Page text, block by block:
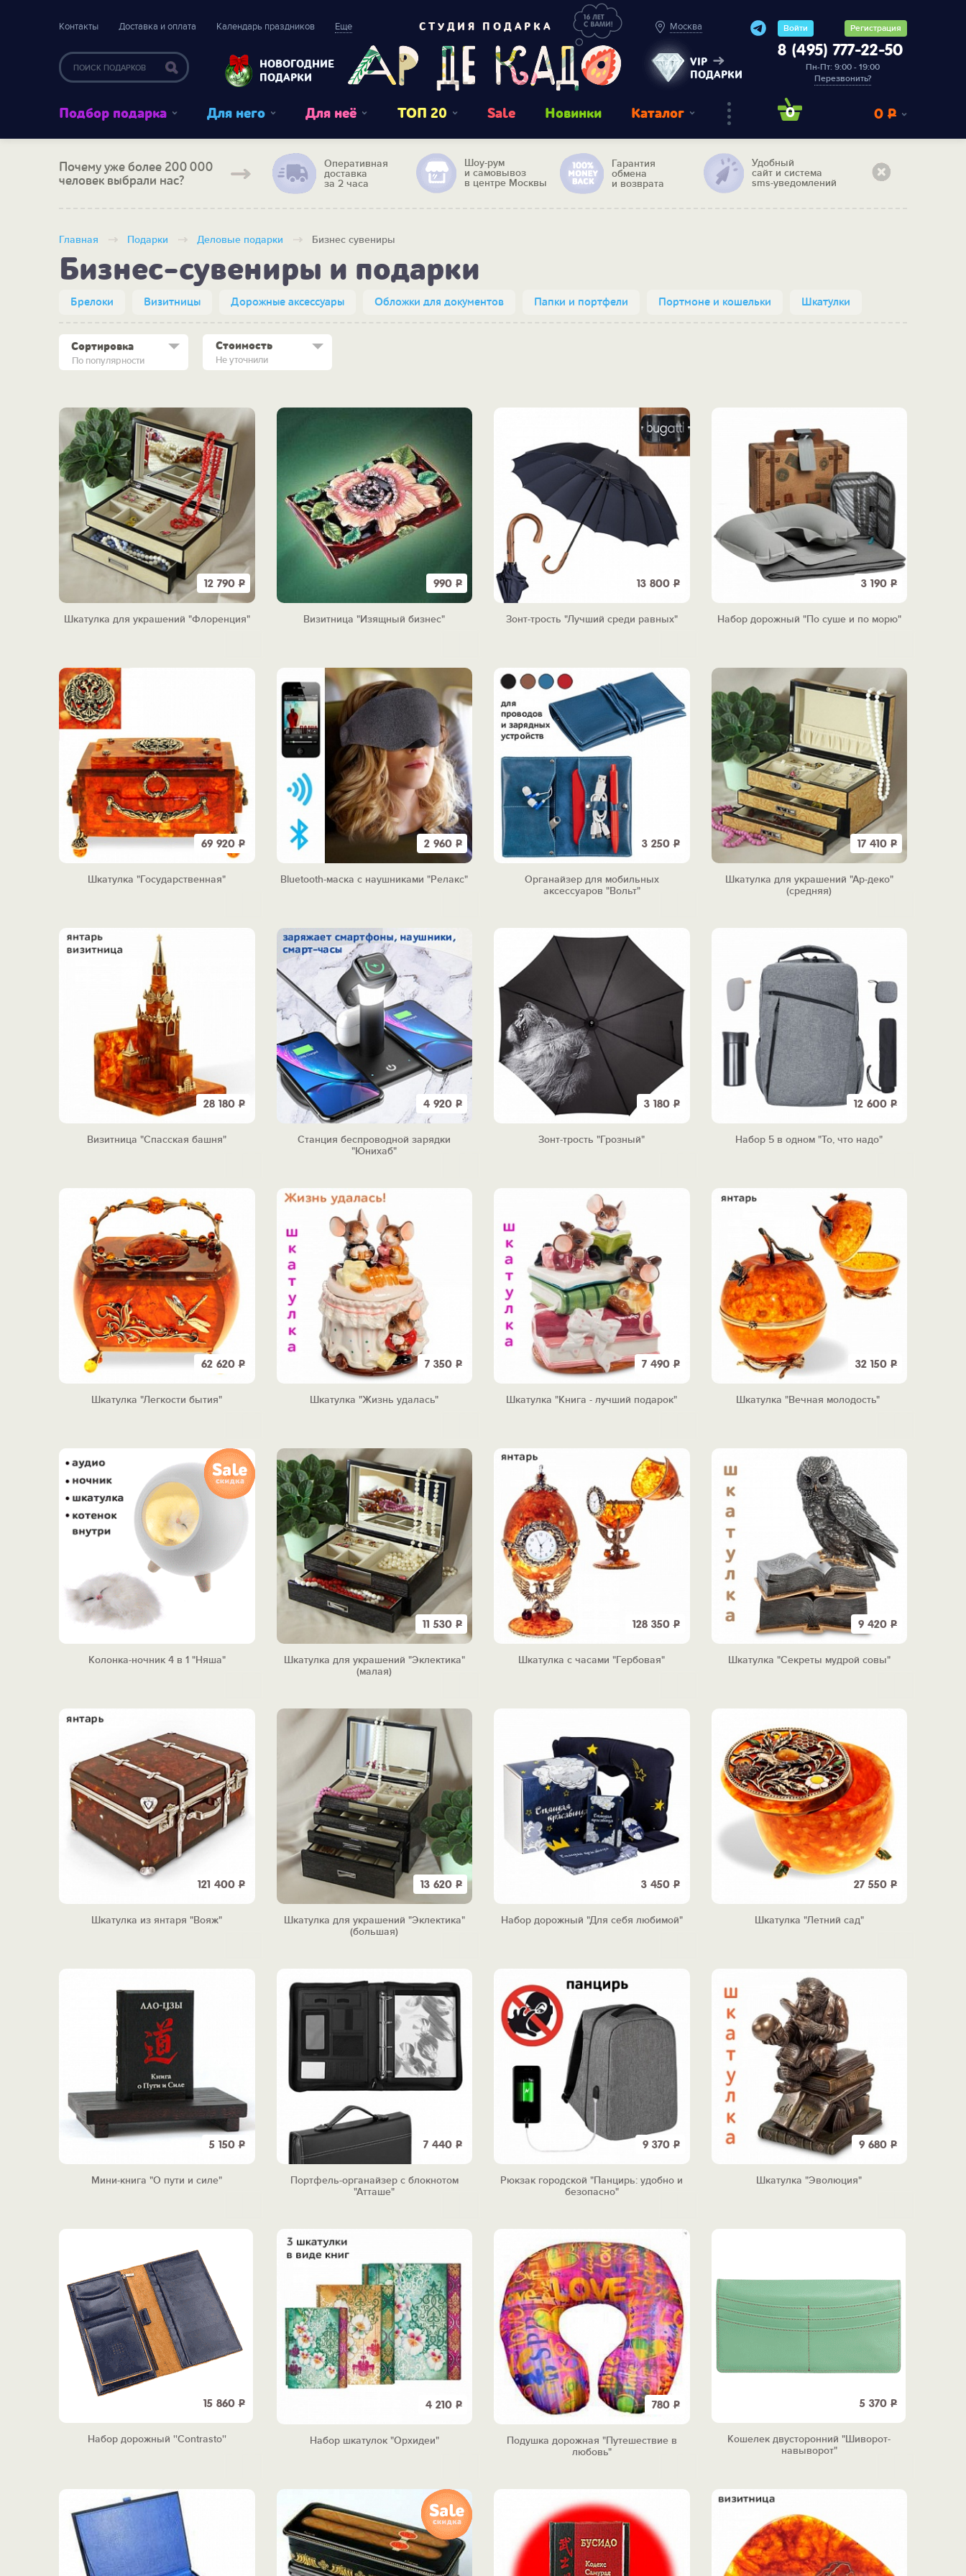
Контакты Доставка и оплата Календарь праздников Еще
НОВОГОДНИЕ
ПОДАРКИ
СТУДИЯ ПОДАРКА Москва
VIP
ПОДАРКИ
Войти Регистрация
8 (495) 777-22-50
Пн-Пт: 9:00 - 19:00
Перезвонить?
Подбор подарка Для него Для неё ТОП 20 Sale Новинки Каталог 0 0 Р
Почему уже более 200 000
человек выбрали нас?
Оперативная
доставка
за 2 часа
Шоу-рум
и самовывоз
в центре Москвы
Гарантия
обмена
и возврата
Удобный
сайт и система
sms-уведомлений
Главная Подарки Деловые подарки Бизнес сувениры
Бизнес-сувениры и подарки
Брелоки Визитницы Дорожные аксессуары Обложки для документов Папки и портфели Портмоне и кошельки Шкатулки
По популярности
Сортировка Стоимость
Не уточнили
12 790Р
Шкатулка для украшений "Флоренция"
990 Р
Визитница "Изящный бизнес"
13 800Р
Зонт-трость "Лучший среди равных"
3 190 Р
Набор дорожный "По суше и по морю"
69 920Р
Шкатулка "Государственная"
2 960 Р
Bluetooth-маска с наушниками "Релакс"
3 250Р
Органайзер для мобильных
аксессуаров "Вольт"
17 410 Р
Шкатулка для украшений "Ар-деко"
(средняя)
28 180Р
Визитница "Спасская башня"
4 920 Р
Станция беспроводной зарядки
"Юнихаб"
3 180Р
Зонт-трость "Грозный"
12 600 Р
Набор 5 в одном "То, что надо"
62 620Р
Шкатулка "Легкости бытия"
7 350 Р
Шкатулка "Жизнь удалась"
7 490Р
Шкатулка "Книга - лучший подарок"
32 150 Р
Шкатулка "Вечная молодость"
Колонка-ночник 4 в 1 "Няша"
11 530 Р
Шкатулка для украшений "Эклектика"
(малая)
128 350Р
Шкатулка с часами "Гербовая"
9 420 Р
Шкатулка "Секреты мудрой совы"
121 400Р
Шкатулка из янтаря "Вояж"
13 620 Р
Шкатулка для украшений "Эклектика"
(большая)
3 450Р
Набор дорожный "Для себя любимой"
27 550 Р
Шкатулка "Летний сад"
5 150Р
Мини-книга "О пути и силе"
7 440 Р
Портфель-органайзер с блокнотом
"Атташе"
9 370Р
Рюкзак городской "Панцирь: удобно и
безопасно"
9 680 Р
Шкатулка "Эволюция"
15 860Р
Набор дорожный ''Contrasto''
4 210 Р
Набор шкатулок "Орхидеи"
780Р
Подушка дорожная "Путешествие в
любовь"
5 370 Р
Кошелек двусторонний "Шиворот-
навыворот"